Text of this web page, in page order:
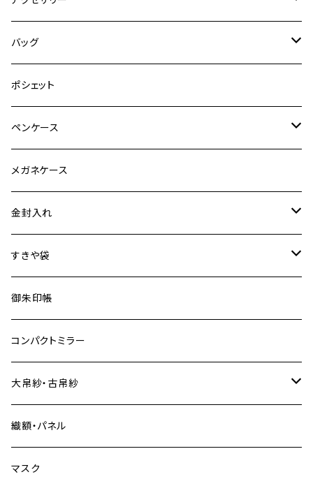
普通裂
ピアス
イヤリング
ブローチ
ネックレス
バッグ
手機
織機
ポシェット
ペンケース
特裂
普通裂
メガネケース
金封入れ
特裂
普通裂
すきや袋
特裂
普通裂
御朱印帳
コンパクトミラー
大帛紗・古帛紗
特裂
普通裂
織額・パネル
マスク